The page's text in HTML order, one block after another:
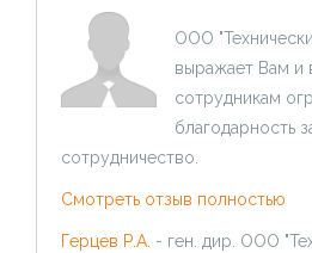
ООО
выражает Вам и
сотрудникам
благодарность
сотрудничество.
Смотреть отзыв полностью
Герцев Р.А. - ген. дир. ООО